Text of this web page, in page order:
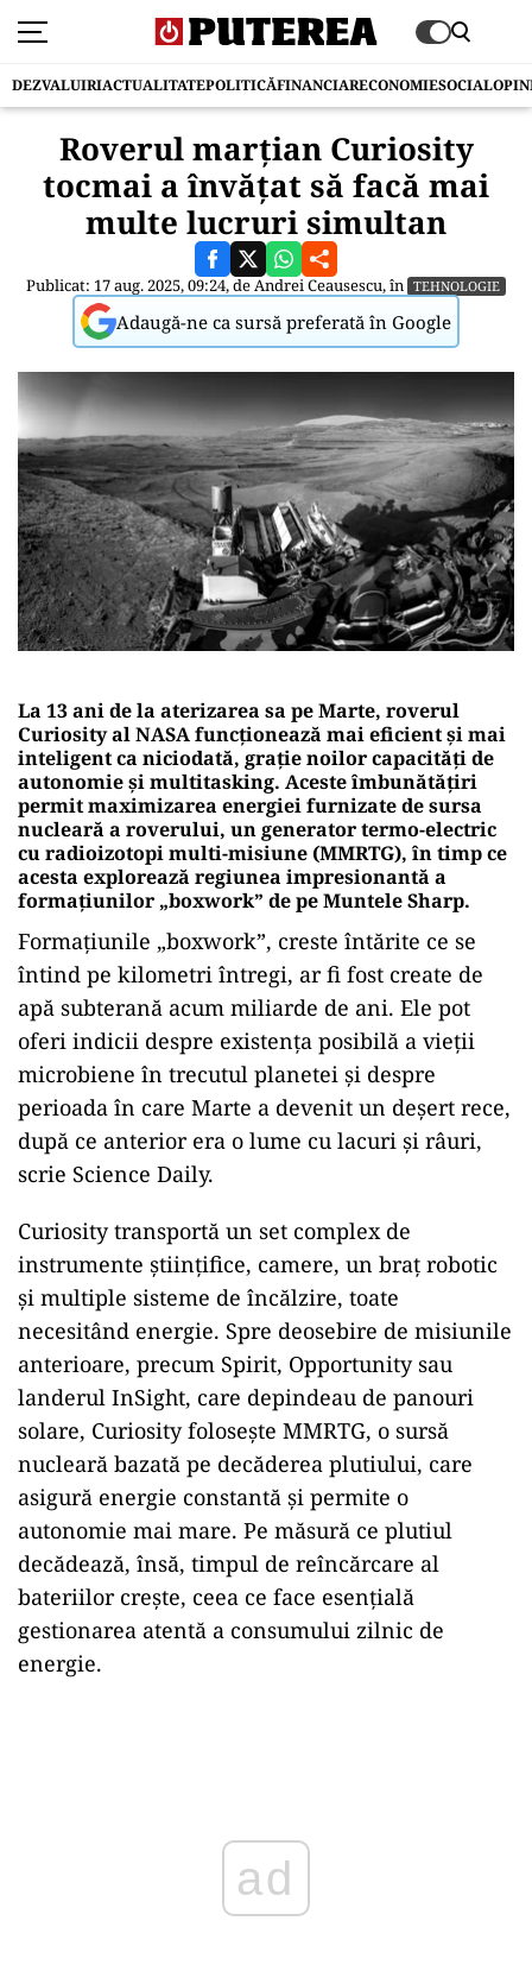
DEZVALUIRIACTUALITATEPOLITICĂFINANCIARECONOMIESOCIAL
Roverul marțian Curiosity
tocmai a învățat să facă mai
multe lucruri simultan
Publicat: 17 aug. 2025, 09:24, deAndrei Ceausescu, în TEHNOLOGIE
Adaugă-ne ca sursă preferată în Google
La 13 ani de la aterizarea sa pe Marte, roverul
Curiosity al NASA funcționează mai eficient și mai
inteligent ca niciodată, grație noilor capacități de
autonomie și multitasking. Aceste îmbunătățiri
permit maximizarea energiei furnizate de sursa
nucleară a roverului, un generator termo-electric
cu radioizotopi multi-misiune (MMRTG), în timp ce
acesta explorează regiunea impresionantă a
formațiunilor „boxwork” de pe Muntele Sharp.
Formațiunile „boxwork”, creste întărite ce se
întind pe kilometri întregi, ar fi fost create de
apă subterană acum miliarde de ani. Ele pot
oferi indicii despre existența posibilă a vieții
microbiene în trecutul planetei și despre
perioada în care Marte a devenit un deșert rece,
după ce anterior era o lume cu lacuri și râuri,
scrie Science Daily.
Curiosity transportă un set complex de
instrumente științifice, camere, un braț robotic
și multiple sisteme de încălzire, toate
necesitând energie. Spre deosebire de misiunile
anterioare, precum Spirit, Opportunity sau
landerul InSight, care depindeau de panouri
solare, Curiosity folosește MMRTG, o sursă
nucleară bazată pe decăderea plutiului, care
asigură energie constantă și permite o
autonomie mai mare. Pe măsură ce plutiul
decădează, însă, timpul de reîncărcare al
bateriilor crește, ceea ce face esențială
gestionarea atentă a consumului zilnic de
energie.